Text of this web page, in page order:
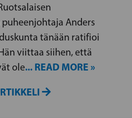
Anders
tänään ratifioi
viittaa siihen, että
ole... READ MORE »